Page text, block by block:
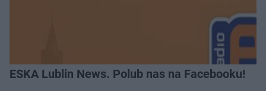
ESKA Lublin News. Polub nas na Facebooku!